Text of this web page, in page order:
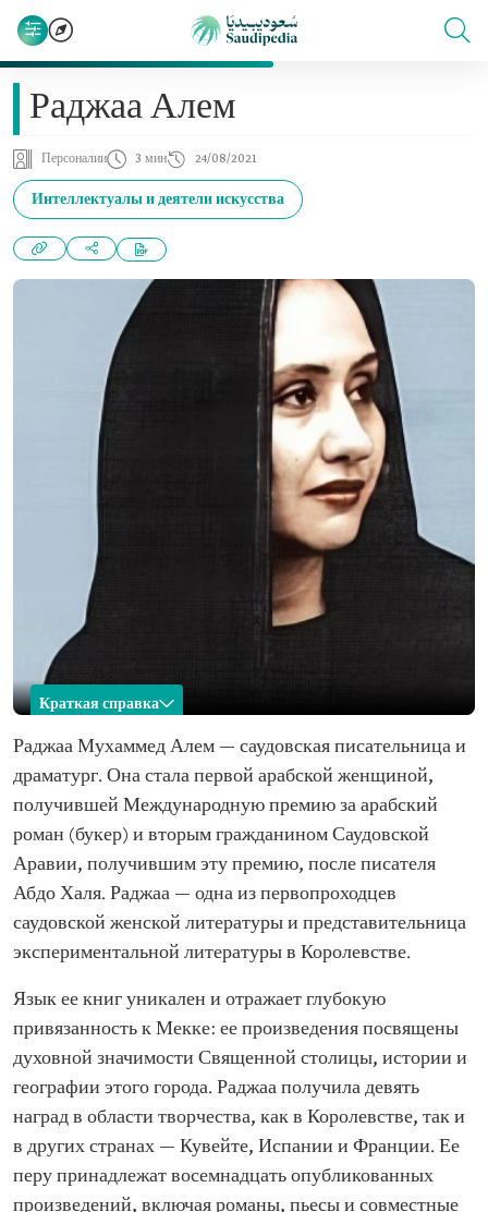
Раджаа Алем
Персоналии 3 мин 24/08/2021
Интеллектуалы и деятели искусства
Краткая справка
Раджаа Алем
Имя
Раджаа Мухаммед Алем Место рождения
Сфера
деятельности
Литература и драматургия
Образование
Бакалавр англоязычной литературы,
Основные
Международной премии арабской
писатель) Девять наград в области творчества в
Королевстве и других странах
Восемнадцать опубликованных произведений,
включая романы, пьесы и совместные работы
Раджаа Мухаммед Алем — саудовская писательница и
драматург. Она стала первой арабской женщиной,
получившей Международную премию за арабский
роман (букер) и вторым гражданином Саудовской
Аравии, получившим эту премию, после писателя
Абдо Халя. Раджаа — одна из первопроходцев
саудовской женской литературы и представительница
экспериментальной литературы в Королевстве.
Язык ее книг уникален и отражает глубокую
привязанность к Мекке: ее произведения посвящены
духовной значимости Священной столицы, истории и
географии этого города. Раджаа получила девять
наград в области творчества, как в Королевстве, так и
в других странах — Кувейте, Испании и Франции. Ее
перу принадлежат восемнадцать опубликованных
произведений, включая романы, пьесы и совместные